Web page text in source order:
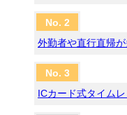
外勤者や直行直帰
ICカード式タイム